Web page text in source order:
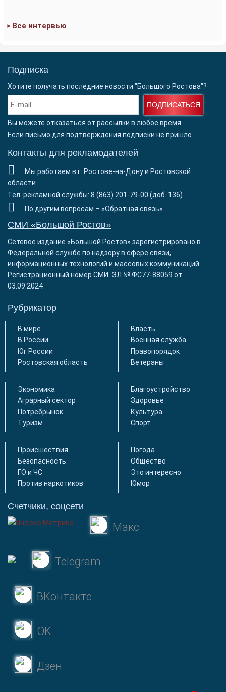
> Все интервью
Подписка
Хотите получать последние новости "Большого Ростова"?
ПОДПИСАТЬСЯ
Вы можете отказаться от рассылки в любое время.
Если письмо для подтверждения подписки не пришло
Контакты для рекламодателей
Мы работаем в г. Ростове-на-Дону и Ростовской
области
Тел. рекламной службы: 8 (863) 201-79-00 (доб. 136)
По другим вопросам – «Обратная связь»
СМИ «Большой Ростов»
Сетевое издание «Большой Ростов» зарегистрировано в
Федеральной службе по надзору в сфере связи,
информационных технологий и массовых коммуникаций.
Регистрационный номер СМИ: ЭЛ № ФС77-88059 от
03.09.2024
Рубрикатор
В мире
В России
Юг России
Ростовская область
Власть
Военная служба
Правопорядок
Ветераны
Экономика
Аграрный сектор
Потребрынок
Туризм
Благоустройство
Здоровье
Культура
Спорт
Происшествия
Безопасность
ГО и ЧС
Против наркотиков
Погода
Общество
Это интересно
Юмор
Счетчики, соцсети
Макс
Telegram
ВКонтакте
OK
Дзен